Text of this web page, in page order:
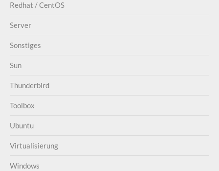
Redhat / CentOS
Server
Sonstiges
Sun
Thunderbird
Toolbox
Ubuntu
Virtualisierung
Windows